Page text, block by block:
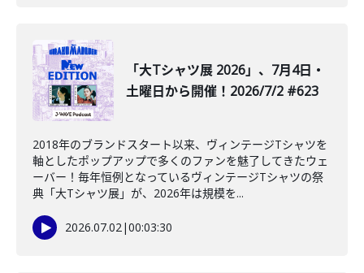
「大Tシャツ展 2026」、7月4日・
土曜日から開催！2026/7/2 #623
2018年のブランドスタート以来、ヴィンテージTシャツを
軸としたポップアップで多くのファンを魅了してきたウェ
ーバー！毎年恒例となっているヴィンテージTシャツの祭
典「大Tシャツ展」が、2026年は規模を...
2026.07.02|00:03:30